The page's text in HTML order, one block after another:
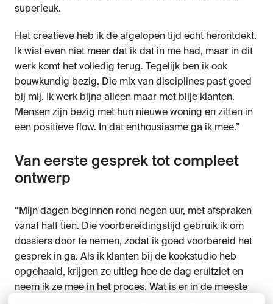
superleuk.
Het creatieve heb ik de afgelopen tijd echt herontdekt.
Ik wist even niet meer dat ik dat in me had, maar in dit
werk komt het volledig terug. Tegelijk ben ik ook
bouwkundig bezig. Die mix van disciplines past goed
bij mij. Ik werk bijna alleen maar met blije klanten.
Mensen zijn bezig met hun nieuwe woning en zitten in
een positieve flow. In dat enthousiasme ga ik mee.”
Van eerste gesprek tot compleet
ontwerp
“Mijn dagen beginnen rond negen uur, met afspraken
vanaf half tien. Die voorbereidingstijd gebruik ik om
dossiers door te nemen, zodat ik goed voorbereid het
gesprek in ga. Als ik klanten bij de kookstudio heb
opgehaald, krijgen ze uitleg hoe de dag eruitziet en
neem ik ze mee in het proces. Wat is er in de meeste